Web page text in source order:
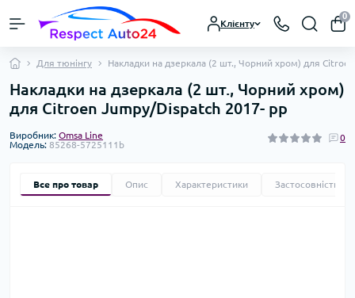
Клієнту
0
Для тюнінгу Накладки на дзеркала (2 шт., Чорний хром) для
Накладки на дзеркала (2 шт., Чорний хром)
для Citroen Jumpy/Dispatch 2017- рр
Виробник: Omsa Line
Модель: 85268-5725111b
0
Все про товар Опис Характеристики Застосовність